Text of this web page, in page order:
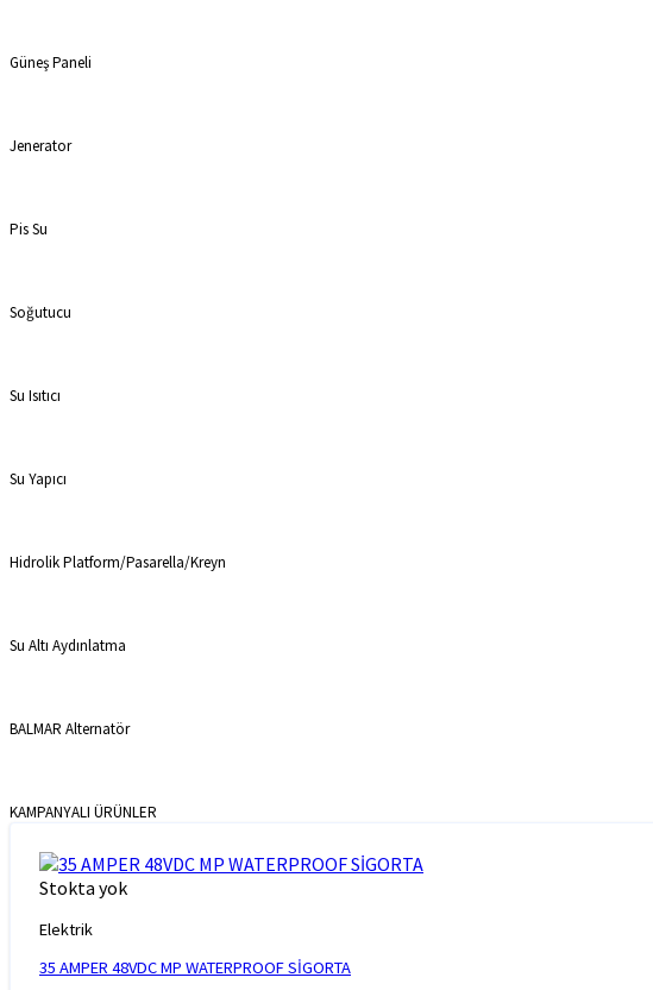
Güneş Paneli
Jenerator
Pis Su
Soğutucu
Su Isıtıcı
Su Yapıcı
Hidrolik Platform/Pasarella/Kreyn
Su Altı Aydınlatma
BALMAR Alternatör
KAMPANYALI ÜRÜNLER
Stokta yok
Elektrik
35 AMPER 48VDC MP WATERPROOF SİGORTA